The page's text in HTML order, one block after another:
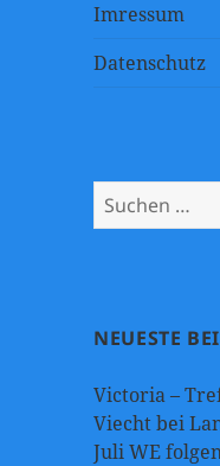
Imressum
Datenschutz
Suchen
nach:
NEUESTE
Victoria –
Viecht bei
Juli WE